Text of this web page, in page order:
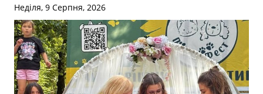
Неділя, 9 Серпня, 2026